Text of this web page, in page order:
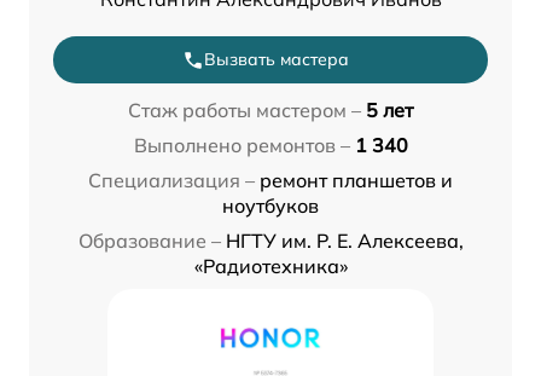
Вызвать мастера
Стаж работы мастером – 5 лет
Выполнено ремонтов – 1 340
Специализация – ремонт планшетов и
ноутбуков
Образование – НГТУ им. Р. Е. Алексеева,
«Радиотехника»